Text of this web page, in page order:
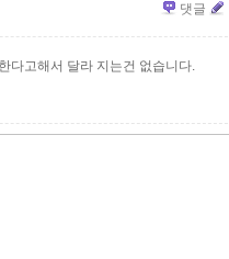
댓글
다고해서 달라 지는건 없습니다.